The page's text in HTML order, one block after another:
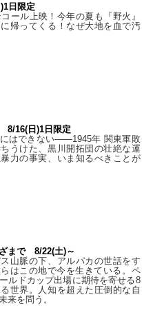
日限定
ール上映！今年の夏も『野火』
帰ってくる！なぜ大地を血で汚
8/16(日)1日限定
はできない——1945年 関東軍敗
うけた、黒川開拓団の壮絶な運
力の事実、いま知るべきことが
まで 8/22(土)～
山脈の下、アルパカの世話をす
はこの地で今を生きている。ペ
ルドカップ出場に期待を寄せる8
世界。人知を超えた圧倒的な自
来を問う。